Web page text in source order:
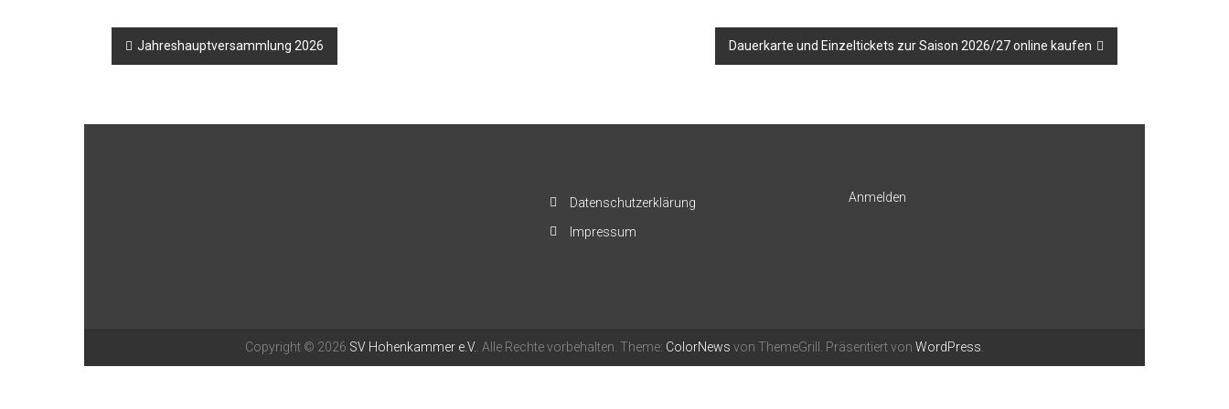
Beitragsnavigation
Jahreshauptversammlung 2026 Dauerkarte und Einzeltickets zur Saison 2026/27 online kaufen
Datenschutzerklärung
Impressum
Anmelden
Copyright © 2026 SV Hohenkammer e.V. . Alle Rechte vorbehalten. Theme: ColorNews von ThemeGrill. Präsentiert von WordPress